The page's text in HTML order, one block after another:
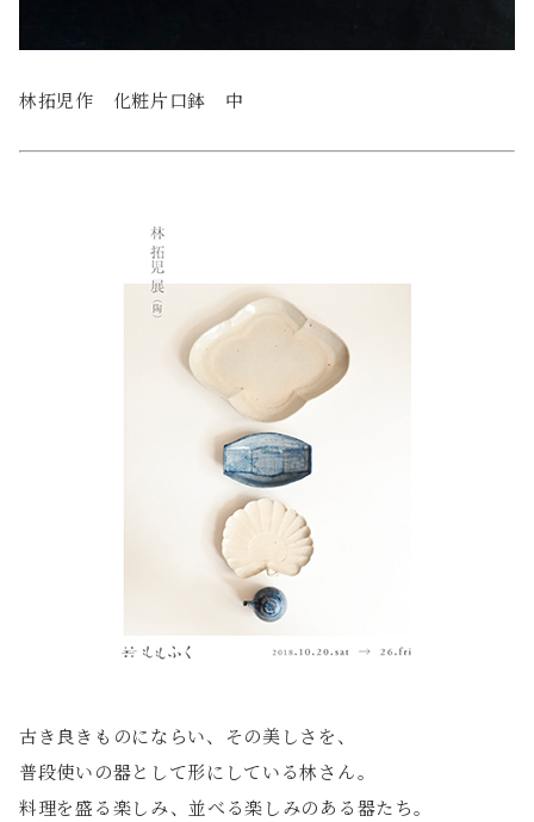
林拓児作 化粧片口鉢 中
古き良きものにならい、その美しさを、
普段使いの器として形にしている林さん。
料理を盛る楽しみ、並べる楽しみのある器たち。